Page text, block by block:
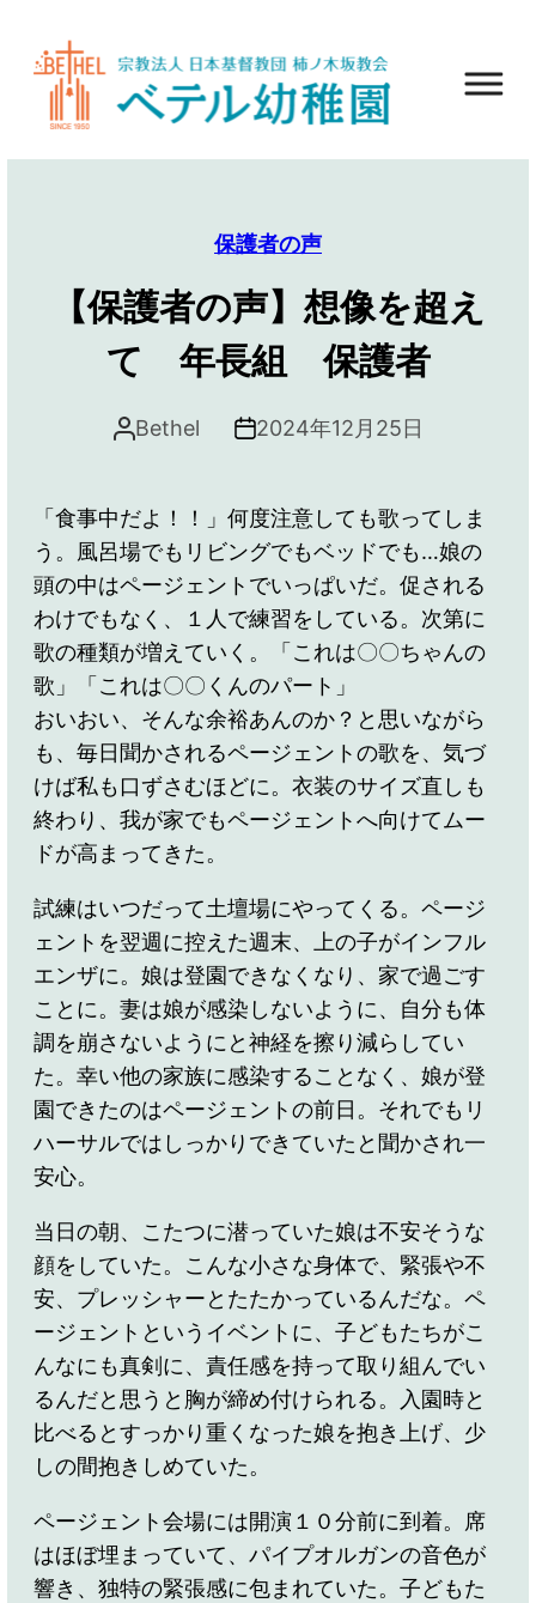
保護者の声
【保護者の声】想像を超え
て 年長組 保護者
Bethel 2024年12月25日
「食事中だよ！！」何度注意しても歌ってしま
う。風呂場でもリビングでもベッドでも…娘の
頭の中はページェントでいっぱいだ。促される
わけでもなく、１人で練習をしている。次第に
歌の種類が増えていく。「これは〇〇ちゃんの
歌」「これは〇〇くんのパート」
おいおい、そんな余裕あんのか？と思いながら
も、毎日聞かされるページェントの歌を、気づ
けば私も口ずさむほどに。衣装のサイズ直しも
終わり、我が家でもページェントへ向けてムー
ドが高まってきた。
試練はいつだって土壇場にやってくる。ページ
ェントを翌週に控えた週末、上の子がインフル
エンザに。娘は登園できなくなり、家で過ごす
ことに。妻は娘が感染しないように、自分も体
調を崩さないようにと神経を擦り減らしてい
た。幸い他の家族に感染することなく、娘が登
園できたのはページェントの前日。それでもリ
ハーサルではしっかりできていたと聞かされ一
安心。
当日の朝、こたつに潜っていた娘は不安そうな
顔をしていた。こんな小さな身体で、緊張や不
安、プレッシャーとたたかっているんだな。ペ
ージェントというイベントに、子どもたちがこ
んなにも真剣に、責任感を持って取り組んでい
るんだと思うと胸が締め付けられる。入園時と
比べるとすっかり重くなった娘を抱き上げ、少
しの間抱きしめていた。
ページェント会場には開演１０分前に到着。席
はほぼ埋まっていて、パイプオルガンの音色が
響き、独特の緊張感に包まれていた。子どもた